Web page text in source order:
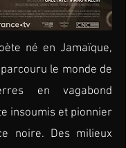
né en Jamaïque,
le monde de
en vagabond
insoumis et pionnier
noire. Des milieux